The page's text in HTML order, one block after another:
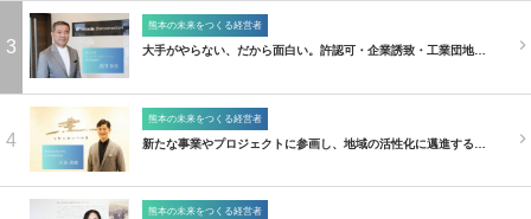
3
熊本の未来をつくる経営者
大手がやらない、だから面白い。許認可・企業誘致・工業団地…
4
熊本の未来をつくる経営者
新たな事業やプロジェクトに参画し、地域の活性化に邁進する…
熊本の未来をつくる経営者